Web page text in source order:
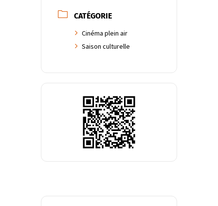
CATÉGORIE
Cinéma plein air
Saison culturelle